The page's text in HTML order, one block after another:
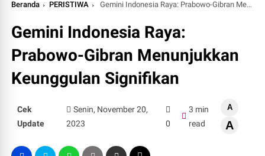
Beranda PERISTIWA Gemini Indonesia Raya: Prabowo-Gibran Menunjukkan Keunggulan Signifikan
Gemini Indonesia Raya:
Prabowo-Gibran Menunjukkan
Keunggulan Signifikan
Cek
Update
Senin, November 20,
2023
0
3 min
read
A
A